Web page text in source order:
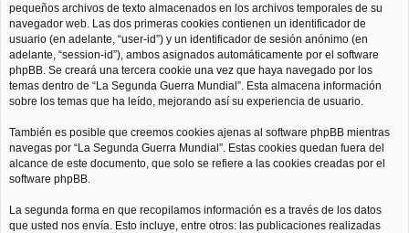
pequeños archivos de texto almacenados en los archivos temporales de su
navegador web. Las dos primeras cookies contienen un identificador de
usuario (en adelante, “user-id”) y un identificador de sesión anónimo (en
adelante, “session-id”), ambos asignados automáticamente por el software
phpBB. Se creará una tercera cookie una vez que haya navegado por los
temas dentro de “La Segunda Guerra Mundial”. Esta almacena información
sobre los temas que ha leído, mejorando así su experiencia de usuario.
También es posible que creemos cookies ajenas al software phpBB mientras
navegas por “La Segunda Guerra Mundial”. Estas cookies quedan fuera del
alcance de este documento, que solo se refiere a las cookies creadas por el
software phpBB.
La segunda forma en que recopilamos información es a través de los datos
que usted nos envía. Esto incluye, entre otros: las publicaciones realizadas